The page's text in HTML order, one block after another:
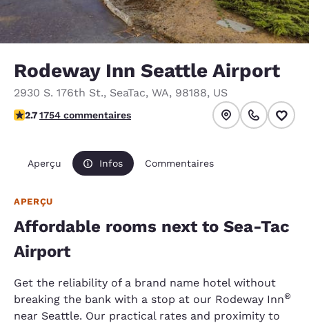
Rodeway Inn Seattle Airport
2930 S. 176th St., SeaTac, WA, 98188, US
2.68 étoiles. Moyen.
2.71754 commentaires
Aperçu Infos Commentaires
APERÇU
Affordable rooms next to Sea-Tac
Airport
Get the reliability of a brand name hotel without
breaking the bank with a stop at our Rodeway Inn®
near Seattle. Our practical rates and proximity to